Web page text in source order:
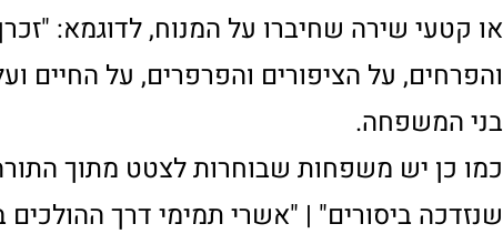
אנו מספקים שירותי חידוש